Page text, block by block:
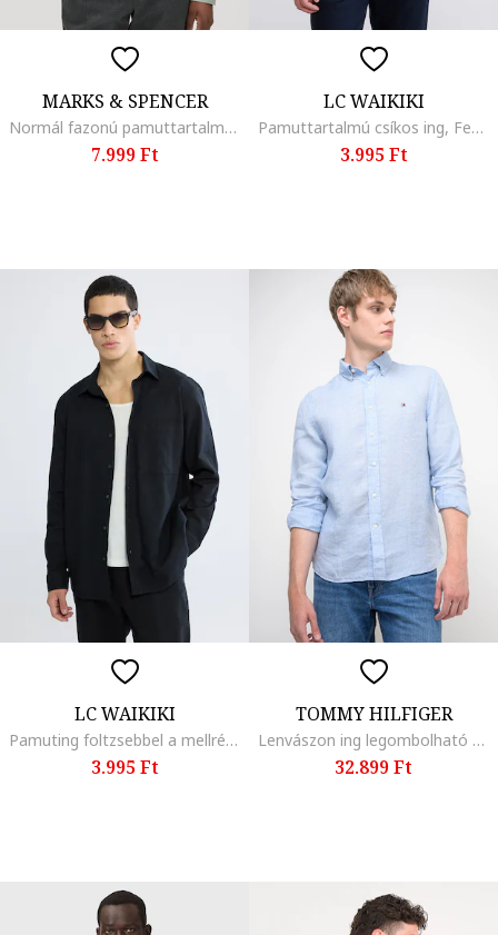
MARKS & SPENCER
Normál fazonú pamuttartalmú ing, Pasztellzöld
7.999 Ft
LC WAIKIKI
Pamuttartalmú csíkos ing, Fehér/Kék
3.995 Ft
LC WAIKIKI
Pamuting foltzsebbel a mellrészén, Szénszürke
3.995 Ft
TOMMY HILFIGER
Lenvászon ing legombolható gallérral, Világoskék
32.899 Ft